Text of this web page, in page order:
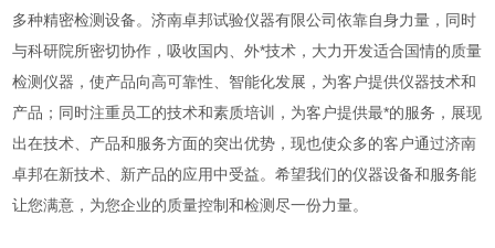
多种精密检测设备。济南卓邦试验仪器有限公司依靠自身力量，同时
与科研院所密切协作，吸收国内、外*技术，大力开发适合国情的质量
检测仪器，使产品向高可靠性、智能化发展，为客户提供仪器技术和
产品；同时注重员工的技术和素质培训，为客户提供最*的服务，展现
出在技术、产品和服务方面的突出优势，现也使众多的客户通过济南
卓邦在新技术、新产品的应用中受益。希望我们的仪器设备和服务能
让您满意，为您企业的质量控制和检测尽一份力量。